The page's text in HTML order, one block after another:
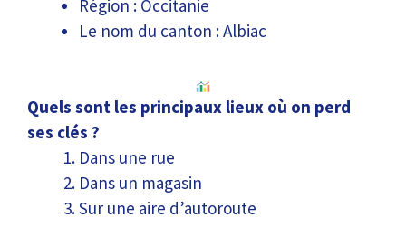
Région : Occitanie
Le nom du canton : Albiac
Quels sont les principaux lieux où on perd
ses clés ?
Dans une rue
Dans un magasin
Sur une aire d’autoroute